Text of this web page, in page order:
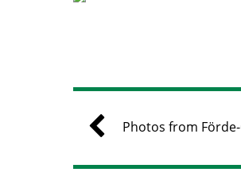
Photos from